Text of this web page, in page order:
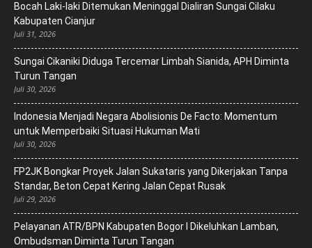
Bocah Laki-laki Ditemukan Meninggal Dialiran Sungai Cilaku
Kabupaten Cianjur
Juli 31, 2026
Sungai Cikaniki Diduga Tercemar Limbah Sianida, APH Diminta
Turun Tangan
Juli 30, 2026
‎Indonesia Menjadi Negara Abolisionis De Facto: Momentum
untuk Memperbaiki Situasi Hukuman Mati
Juli 30, 2026
FP2JK Bongkar Proyek Jalan Sukataris yang Dikerjakan Tanpa
Standar, Beton Cepat Kering Jalan Cepat Rusak
Juli 29, 2026
Pelayanan ATR/BPN Kabupaten Bogor I Dikeluhkan Lamban,
Ombudsman Diminta Turun Tangan